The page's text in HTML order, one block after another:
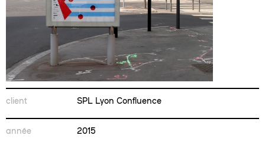
client SPL Lyon Confluence
année 2015